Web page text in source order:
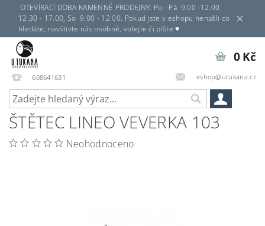
OTEVÍRACÍ DOBA KAMENNÉ PRODEJNY: Po - Pá 9.00 -12.00
12.30 - 17.00, So 9.00 - 12.00. Pokud jste v eshopu nenašli co
hledáte, navštivte nás osobně, volejte či pište ♥
608641631 eshop@utukana.cz
0 Kč
ŠTĚTEC LINEO VEVERKA 103
Neohodnoceno